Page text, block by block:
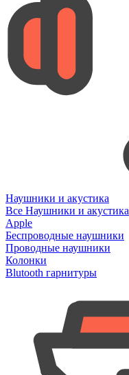
Наушники и акустика
Все Наушники и акустика
Apple
Беспроводные наушники
Проводные наушники
Колонки
Blutooth гарнитуры